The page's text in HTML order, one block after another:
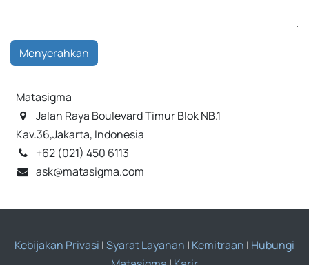
Menyerahkan
Matasigma
Jalan Raya Boulevard Timur Blok NB.1
Kav.36,Jakarta, Indonesia
+62 (021) 450 6113
ask@matasigma.com
Kebijakan Privasi |Syarat Layanan | Kemitraan | Hubungi